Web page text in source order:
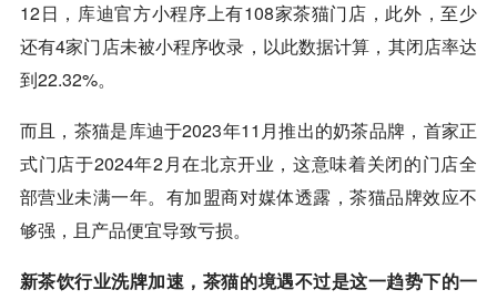
12日， 库迪官方小程序上有108家茶猫门店，此外，至少
还有4家门店未被小程序收录，以此数据计算，其闭店率达
到22.32%。
而且，茶猫是库迪于2023年11月推出的奶茶品牌，首家正
式门店于2024年2月在北京开业，这意味着关闭的门店全
部营业未满一年。有加盟商对媒体透露，茶猫品牌效应不
够强，且产品便宜导致亏损。
新茶饮行业洗牌加速，茶猫的境遇不过是这一趋势下的一